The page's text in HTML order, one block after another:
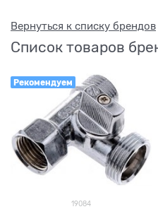
Вернуться к списку брендов
Список товаров
Рекомендуем
19084